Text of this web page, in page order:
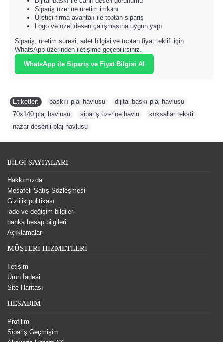
Sipariş üzerine üretim imkanı
Üretici firma avantajı ile toptan sipariş
Logo ve özel desen çalışmasına uygun yapı
Sipariş, üretim süresi, adet bilgisi ve toptan fiyat teklifi için
WhatsApp üzerinden iletişime geçebilirsiniz.
WhatsApp ile Sipariş ve Fiyat Bilgisi Al
Etiketler: baskılı plaj havlusu dijital baskı plaj havlusu
70x140 plaj havlusu
sipariş üzerine havlu köksallar tekstil
nazar desenli plaj havlusu
BİLGİ SAYFALARI
Hakkımızda
Mesafeli Satış Sözleşmesi
Gizlilik politikası
iade ve değişim bilgileri
banka hesap bilgileri
Açıklamalar
MÜŞTERİ HİZMETLERİ
İletişim
Ürün İadesi
Site Haritası
HESABIM
Profilim
Sipariş Geçmişim